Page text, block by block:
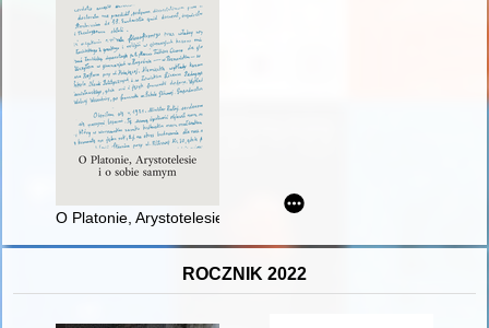
O Platonie, Arystotelesie i o sobie samym
ROCZNIK 2022